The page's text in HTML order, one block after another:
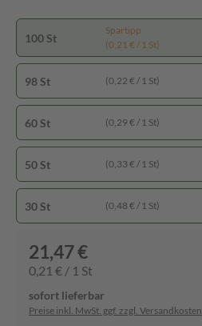
100 St
Spartipp
(0,21 € / 1 St)
98 St (0,22 € / 1 St)
60 St (0,29 € / 1 St)
50 St (0,33 € / 1 St)
30 St (0,48 € / 1 St)
21,47 €
0,21 € / 1 St
sofort lieferbar
Preise inkl. MwSt. ggf. zzgl. Versandkosten